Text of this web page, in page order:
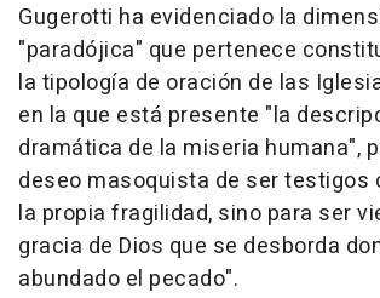
Gugerotti ha evidenciado la
"paradójica" que pertenece
la tipología de oración de las
en la que está presente "la
dramática de la miseria humana",
deseo masoquista de ser testigos
la propia fragilidad, sino para ser
gracia de Dios que se desborda
abundado el pecado".